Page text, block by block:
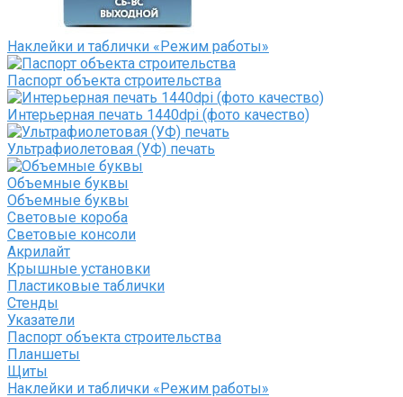
Наклейки и таблички «Режим работы»
Паспорт объекта строительства
Интерьерная печать 1440dpi (фото качество)
Ультрафиолетовая (УФ) печать
Объемные буквы
Объемные буквы
Световые короба
Световые консоли
Акрилайт
Крышные установки
Пластиковые таблички
Стенды
Указатели
Паспорт объекта строительства
Планшеты
Щиты
Наклейки и таблички «Режим работы»